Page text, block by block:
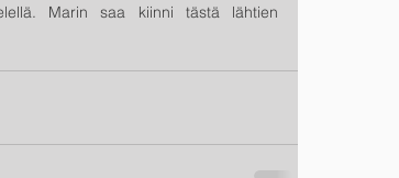
Marin saa kiinni tästä lähtien